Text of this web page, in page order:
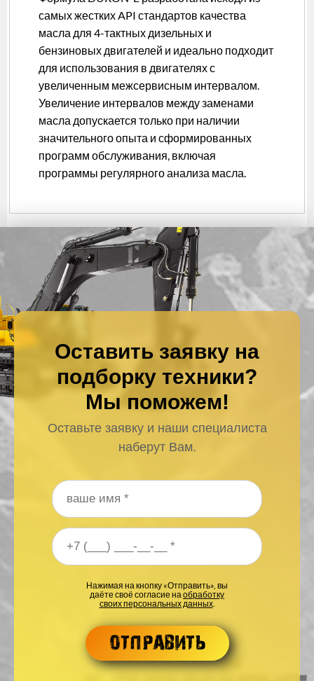
самых жестких API стандартов качества
масла для 4-тактных дизельных и
бензиновых двигателей и идеально подходит
для использования в двигателях с
увеличенным межсервисным интервалом.
Увеличение интервалов между заменами
масла допускается только при наличии
значительного опыта и сформированных
программ обслуживания, включая
программы регулярного анализа масла.
Оставить заявку на
подборку техники?
Мы поможем!
Оставьте заявку и наши специалиста
наберут Вам.
Ваше имя*
Ваш номер телефона*
Нажимая на кнопку «Отправить», вы
даёте своё согласие наобработку
своих персональных данных.